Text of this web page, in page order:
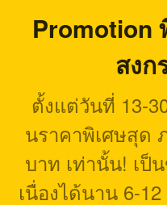
Promotion
สงก
ตั้งแต่วันที่ 13-
นราคาพิเศษสุด
บาท เท่านั้น! เป็
เนื่องได้นาน 6-